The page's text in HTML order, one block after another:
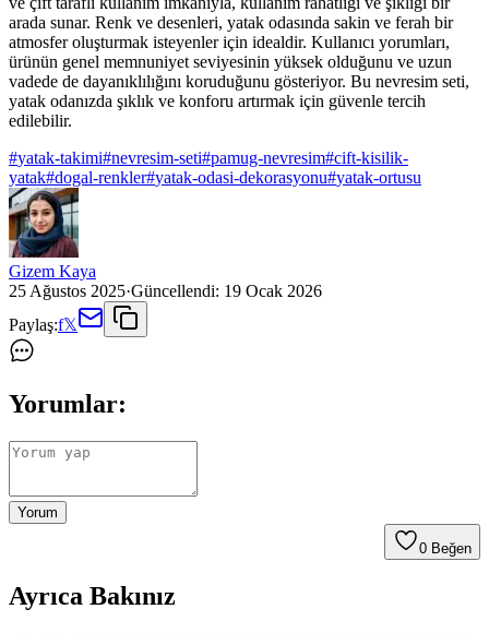
arada sunar. Renk ve desenleri, yatak odasında sakin ve ferah bir
atmosfer oluşturmak isteyenler için idealdir. Kullanıcı yorumları,
ürünün genel memnuniyet seviyesinin yüksek olduğunu ve uzun
vadede de dayanıklılığını koruduğunu gösteriyor. Bu nevresim seti,
yatak odanızda şıklık ve konforu artırmak için güvenle tercih
edilebilir.
#yatak-takimi#nevresim-seti#pamug-nevresim#cift-kisilik-
yatak#dogal-renkler#yatak-odasi-dekorasyonu#yatak-ortusu
Gizem Kaya
25 Ağustos 2025·Güncellendi: 19 Ocak 2026
Paylaş:f𝕏
Yorumlar:
Yorum
0 Beğen
Ayrıca Bakınız